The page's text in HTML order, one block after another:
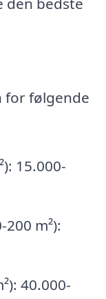
for følgende
15.000-
m²):
40.000-